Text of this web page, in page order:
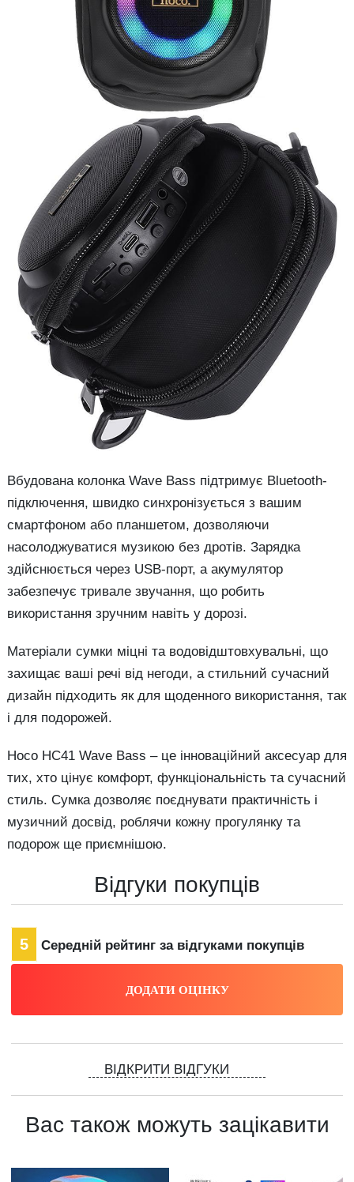
Вбудована колонка Wave Bass підтримує Bluetooth-
підключення, швидко синхронізується з вашим
смартфоном або планшетом, дозволяючи
насолоджуватися музикою без дротів. Зарядка
здійснюється через USB-порт, а акумулятор
забезпечує тривале звучання, що робить
використання зручним навіть у дорозі.
Матеріали сумки міцні та водовідштовхувальні, що
захищає ваші речі від негоди, а стильний сучасний
дизайн підходить як для щоденного використання, так
і для подорожей.
Hoco HC41 Wave Bass – це інноваційний аксесуар для
тих, хто цінує комфорт, функціональність та сучасний
стиль. Сумка дозволяє поєднувати практичність і
музичний досвід, роблячи кожну прогулянку та
подорож ще приємнішою.
Відгуки покупців
5 Середній рейтинг за відгуками покупців
ВІДКРИТИ ВІДГУКИ
Вас також можуть зацікавити